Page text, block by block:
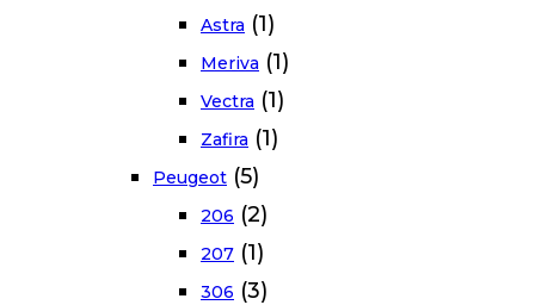
Astra (1)
Meriva (1)
Vectra (1)
Zafira (1)
Peugeot (5)
206 (2)
207 (1)
306 (3)